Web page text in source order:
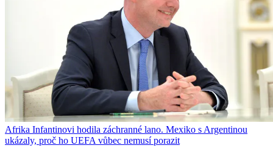
Afrika Infantinovi hodila záchranné lano. Mexiko s Argentinou
ukázaly, proč ho UEFA vůbec nemusí porazit